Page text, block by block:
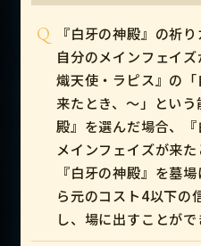
Q
『白牙の神殿』の祈
自分のメインフェイ
熾天使・ラピス』の
来たとき、～」とい
殿』を選んだ場合、
メインフェイズが来
『白牙の神殿』を墓
ら元のコスト4以下の
し、場に出すことがで